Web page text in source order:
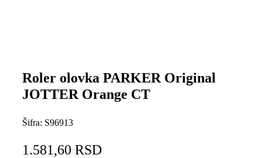
Roler olovka PARKER Original
JOTTER Orange CT
Šifra: S96913
1.581,60 RSD